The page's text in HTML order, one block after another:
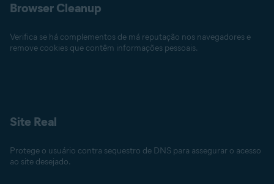
Browser Cleanup
Verifica se há complementos de má reputação nos navegadores e
remove cookies que contêm informações pessoais.
Site Real
Protege o usuário contra sequestro de DNS para assegurar o acesso
ao site desejado.